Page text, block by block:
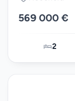
569 000 €
2